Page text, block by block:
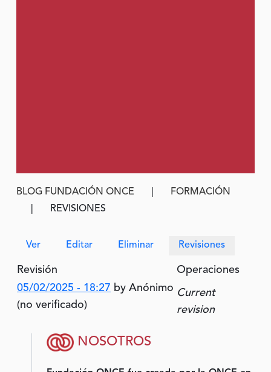
Ruta de navegación
BLOG FUNDACIÓN ONCE
FORMACIÓN
REVISIONES
Solapas principales
Ver Editar Eliminar Revisiones
Revisión
Operaciones
05/02/2025 - 18:27 by Anónimo
(no verificado)
Current
revision
NOSOTROS